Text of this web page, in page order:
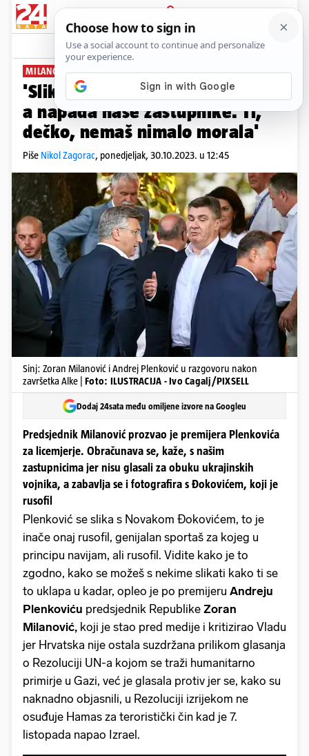
PRIJAVA
News Komentari
MILANOVIĆ PLENKOVIĆU:
'Slika se s rusofilom Đokovićem,
a napada naše zastupnike. Ti,
dečko, nemaš nimalo morala'
Piše Nikol Zagorac, ponedjeljak, 30.10.2023. u 12:45
Sinj: Zoran Milanović i Andrej Plenković u razgovoru nakon
završetka Alke | Foto: ILUSTRACIJA - Ivo Cagalj/PIXSELL
Dodaj 24sata među omiljene izvore na Googleu
Predsjednik Milanović prozvao je premijera Plenkovića
za licemjerje. Obračunava se, kaže, s našim
zastupnicima jer nisu glasali za obuku ukrajinskih
vojnika, a zabavlja se i fotografira s Đokovićem, koji je
rusofil
Plenković se slika s Novakom Đokovićem, to je
inače onaj rusofil, genijalan sportaš za kojeg u
principu navijam, ali rusofil. Vidite kako je to
zgodno, kako se možeš s nekime slikati kako ti se
to uklapa u kadar, opleo je po premijeru Andreju
Plenkoviću predsjednik Republike Zoran
Milanović, koji je stao pred medije i kritizirao Vladu
jer Hrvatska nije ostala suzdržana prilikom glasanja
o Rezoluciji UN-a kojom se traži humanitarno
primirje u Gazi, već je glasala protiv jer se, kako su
naknadno objasnili, u Rezoluciji izrijekom ne
osuđuje Hamas za teroristički čin kad je 7.
listopada napao Izrael.